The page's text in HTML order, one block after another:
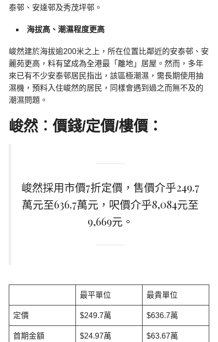
泰邨、安達邨及秀茂坪邨。
海拔高、潮濕程度更高
峻然建於海拔逾200米之上，所在位置比鄰近的安泰邨、安
麗苑更高，料有望成為全港最「離地」居屋。然而，多年
來已有不少安泰邨居民指出，該區極潮濕，需長期使用抽
濕機，預料入住峻然的居民，同樣會遇到過之而無不及的
潮濕問題。
峻然︰ 價錢/定價/樓價：
峻然採用市價7折定價，售價介乎249.7
萬元至636.7萬元，呎價介乎8,084元至
9,669元。
最平單位 最貴單位
定價 $249.7萬 $636.7萬
首期金額 $24.97萬 $63.67萬